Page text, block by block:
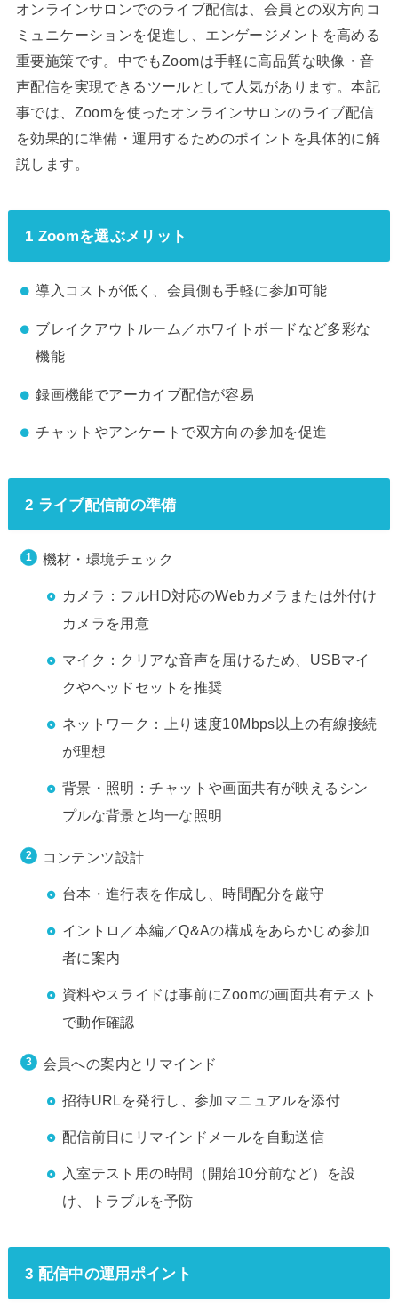
オンラインサロンでのライブ配信は、会員との双方向コ
ミュニケーションを促進し、エンゲージメントを高める
重要施策です。中でもZoomは手軽に高品質な映像・音
声配信を実現できるツールとして人気があります。本記
事では、Zoomを使ったオンラインサロンのライブ配信
を効果的に準備・運用するためのポイントを具体的に解
説します。
1 Zoomを選ぶメリット
導入コストが低く、会員側も手軽に参加可能
ブレイクアウトルーム／ホワイトボードなど多彩な
機能
録画機能でアーカイブ配信が容易
チャットやアンケートで双方向の参加を促進
2 ライブ配信前の準備
機材・環境チェック
カメラ：フルHD対応のWebカメラまたは外付け
カメラを用意
マイク：クリアな音声を届けるため、USBマイ
クやヘッドセットを推奨
ネットワーク：上り速度10Mbps以上の有線接続
が理想
背景・照明：チャットや画面共有が映えるシン
プルな背景と均一な照明
コンテンツ設計
台本・進行表を作成し、時間配分を厳守
イントロ／本編／Q&Aの構成をあらかじめ参加
者に案内
資料やスライドは事前にZoomの画面共有テスト
で動作確認
会員への案内とリマインド
招待URLを発行し、参加マニュアルを添付
配信前日にリマインドメールを自動送信
入室テスト用の時間（開始10分前など）を設
け、トラブルを予防
3 配信中の運用ポイント